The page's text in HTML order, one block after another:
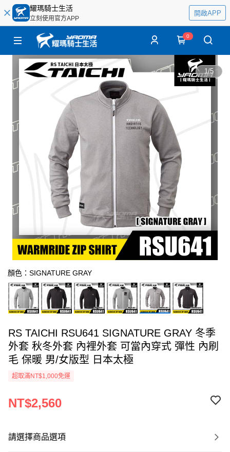
耀瑪騎士生活
立刻使用官方APP
開啟APP
0
1/5
顏色：SIGNATURE GRAY
RS TAICHI RSU641 SIGNATURE GRAY 冬季
外套 秋冬外套 內裡外套 可當內穿式 彈性 內刷
毛 保暖 男/女版型 日本太極
超取滿NT$1,000免運
NT$2,560
請選擇商品選項